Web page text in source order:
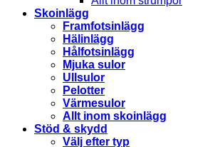
Skoinlägg
Framfotsinlägg
Hälinlägg
Hålfotsinlägg
Mjuka sulor
Ullsulor
Pelotter
Värmesulor
Allt inom skoinlägg
Stöd & skydd
Välj efter typ